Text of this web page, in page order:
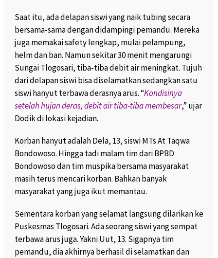
Saat itu, ada delapan siswi yang naik tubing secara
bersama-sama dengan didampingi pemandu. Mereka
juga memakai safety lengkap, mulai pelampung,
helm dan ban. Namun sekitar 30 menit mengarungi
Sungai Tlogosari, tiba-tiba debit air meningkat. Tujuh
dari delapan siswi bisa diselamatkan sedangkan satu
siswi hanyut terbawa derasnya arus. “Kondisinya
setelah hujan deras, debit air tiba-tiba membesar,” ujar
Dodik di lokasi kejadian.
Korban hanyut adalah Dela, 13, siswi MTs At Taqwa
Bondowoso. Hingga tadi malam tim dari BPBD
Bondowoso dan tim muspika bersama masyarakat
masih terus mencari korban. Bahkan banyak
masyarakat yang juga ikut memantau.
Sementara korban yang selamat langsung dilarikan ke
Puskesmas Tlogosari. Ada seorang siswi yang sempat
terbawa arus juga. Yakni Uut, 13. Sigapnya tim
pemandu, dia akhirnya berhasil di selamatkan dan